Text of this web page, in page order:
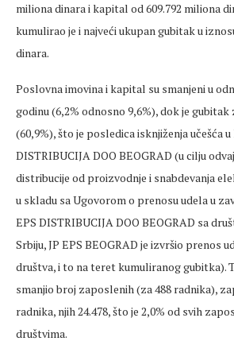
miliona dinara i kapital od 609.792 miliona
kumulirao je i najveći ukupan gubitak u
dinara.
Poslovna imovina i kapital su smanjeni u
godinu (6,2% odnosno 9,6%), dok je gubitak
(60,9%), što je posledica isknjiženja učešća
DISTRIBUCIJA DOO BEOGRAD (u cilju
distribucije od proizvodnje i snabdevanja
u skladu sa Ugovorom o prenosu udela u
EPS DISTRIBUCIJA DOO BEOGRAD sa
Srbiju, JP EPS BEOGRAD je izvršio prenos
društva, i to na teret kumuliranog gubitka).
smanjio broj zaposlenih (za 488 radnika),
radnika, njih 24.478, što je 2,0% od svih
društvima.